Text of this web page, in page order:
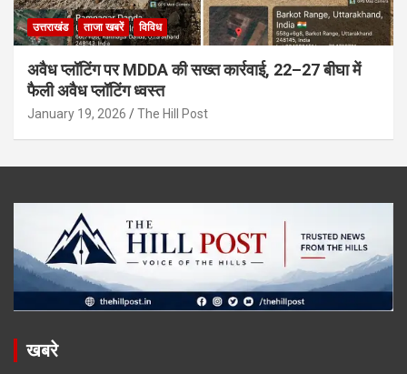
उत्तराखंड ताजा खबरें विविध
अवैध प्लॉटिंग पर MDDA की सख्त कार्रवाई, 22–27 बीघा में
फैली अवैध प्लॉटिंग ध्वस्त
January 19, 2026 The Hill Post
खबरे